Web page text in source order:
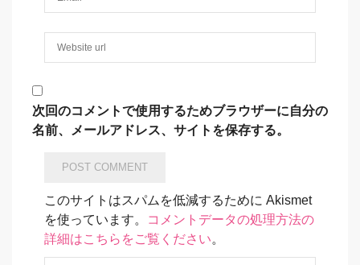
次回のコメントで使用するためブラウザーに自分の
名前、メールアドレス、サイトを保存する。
このサイトはスパムを低減するために Akismet
を使っています。
コメントデータの処理方法の
詳細はこちらをご覧ください。